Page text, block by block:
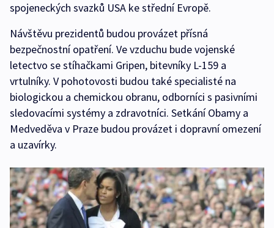
spojeneckých svazků USA ke střední Evropě.
Návštěvu prezidentů budou provázet přísná
bezpečnostní opatření. Ve vzduchu bude vojenské
letectvo se stíhačkami Gripen, bitevníky L-159 a
vrtulníky. V pohotovosti budou také specialisté na
biologickou a chemickou obranu, odborníci s pasivními
sledovacími systémy a zdravotníci. Setkání Obamy a
Medveděva v Praze budou provázet i dopravní omezení
a uzavírky.